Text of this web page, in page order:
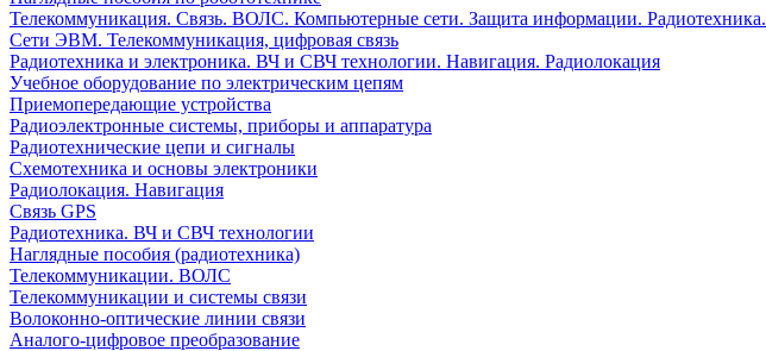
Телекоммуникация. Связь. ВОЛС. Компьютерные сети. Защита информации. Радиотехника.
Сети ЭВМ. Телекоммуникация, цифровая связь
Радиотехника и электроника. ВЧ и СВЧ технологии. Навигация. Радиолокация
Учебное оборудование по электрическим цепям
Приемопередающие устройства
Радиоэлектронные системы, приборы и аппаратура
Радиотехнические цепи и сигналы
Схемотехника и основы электроники
Радиолокация. Навигация
Связь GPS
Радиотехника. ВЧ и СВЧ технологии
Наглядные пособия (радиотехника)
Телекоммуникации. ВОЛС
Телекоммуникации и системы связи
Волоконно-оптические линии связи
Аналого-цифровое преобразование